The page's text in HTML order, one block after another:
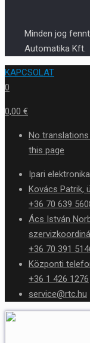
Minden jog
Automatika Kft.
KAPCSOLAT
0
0,00 €
No
this page
Ipari
Kovács Patrik,
+36 70 639
Ács István
+36 70 391
Központi
+36 1 426 1276
service@rtc.hu